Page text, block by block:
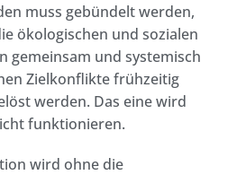
muss gebündelt werden,
ökologischen und sozialen
gemeinsam und systemisch
Zielkonflikte frühzeitig
werden. Das eine wird
funktionieren.
wird ohne die